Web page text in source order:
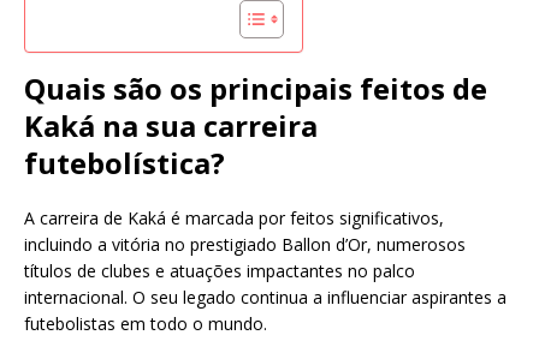
Quais são os principais feitos de
Kaká na sua carreira
futebolística?
A carreira de Kaká é marcada por feitos significativos,
incluindo a vitória no prestigiado Ballon d’Or, numerosos
títulos de clubes e atuações impactantes no palco
internacional. O seu legado continua a influenciar aspirantes a
futebolistas em todo o mundo.